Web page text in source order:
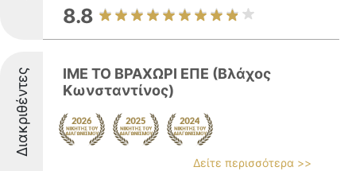
8.8
Διακριθέντες
ΙΜΕ ΤΟ ΒΡΑΧΩΡΙ ΕΠΕ (Βλάχος
Κωνσταντίνος)
Δείτε περισσότερα >>